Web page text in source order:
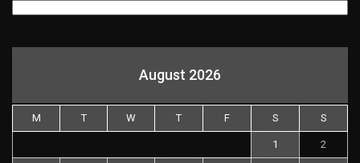
August 2026
M T W T F S S
1 2